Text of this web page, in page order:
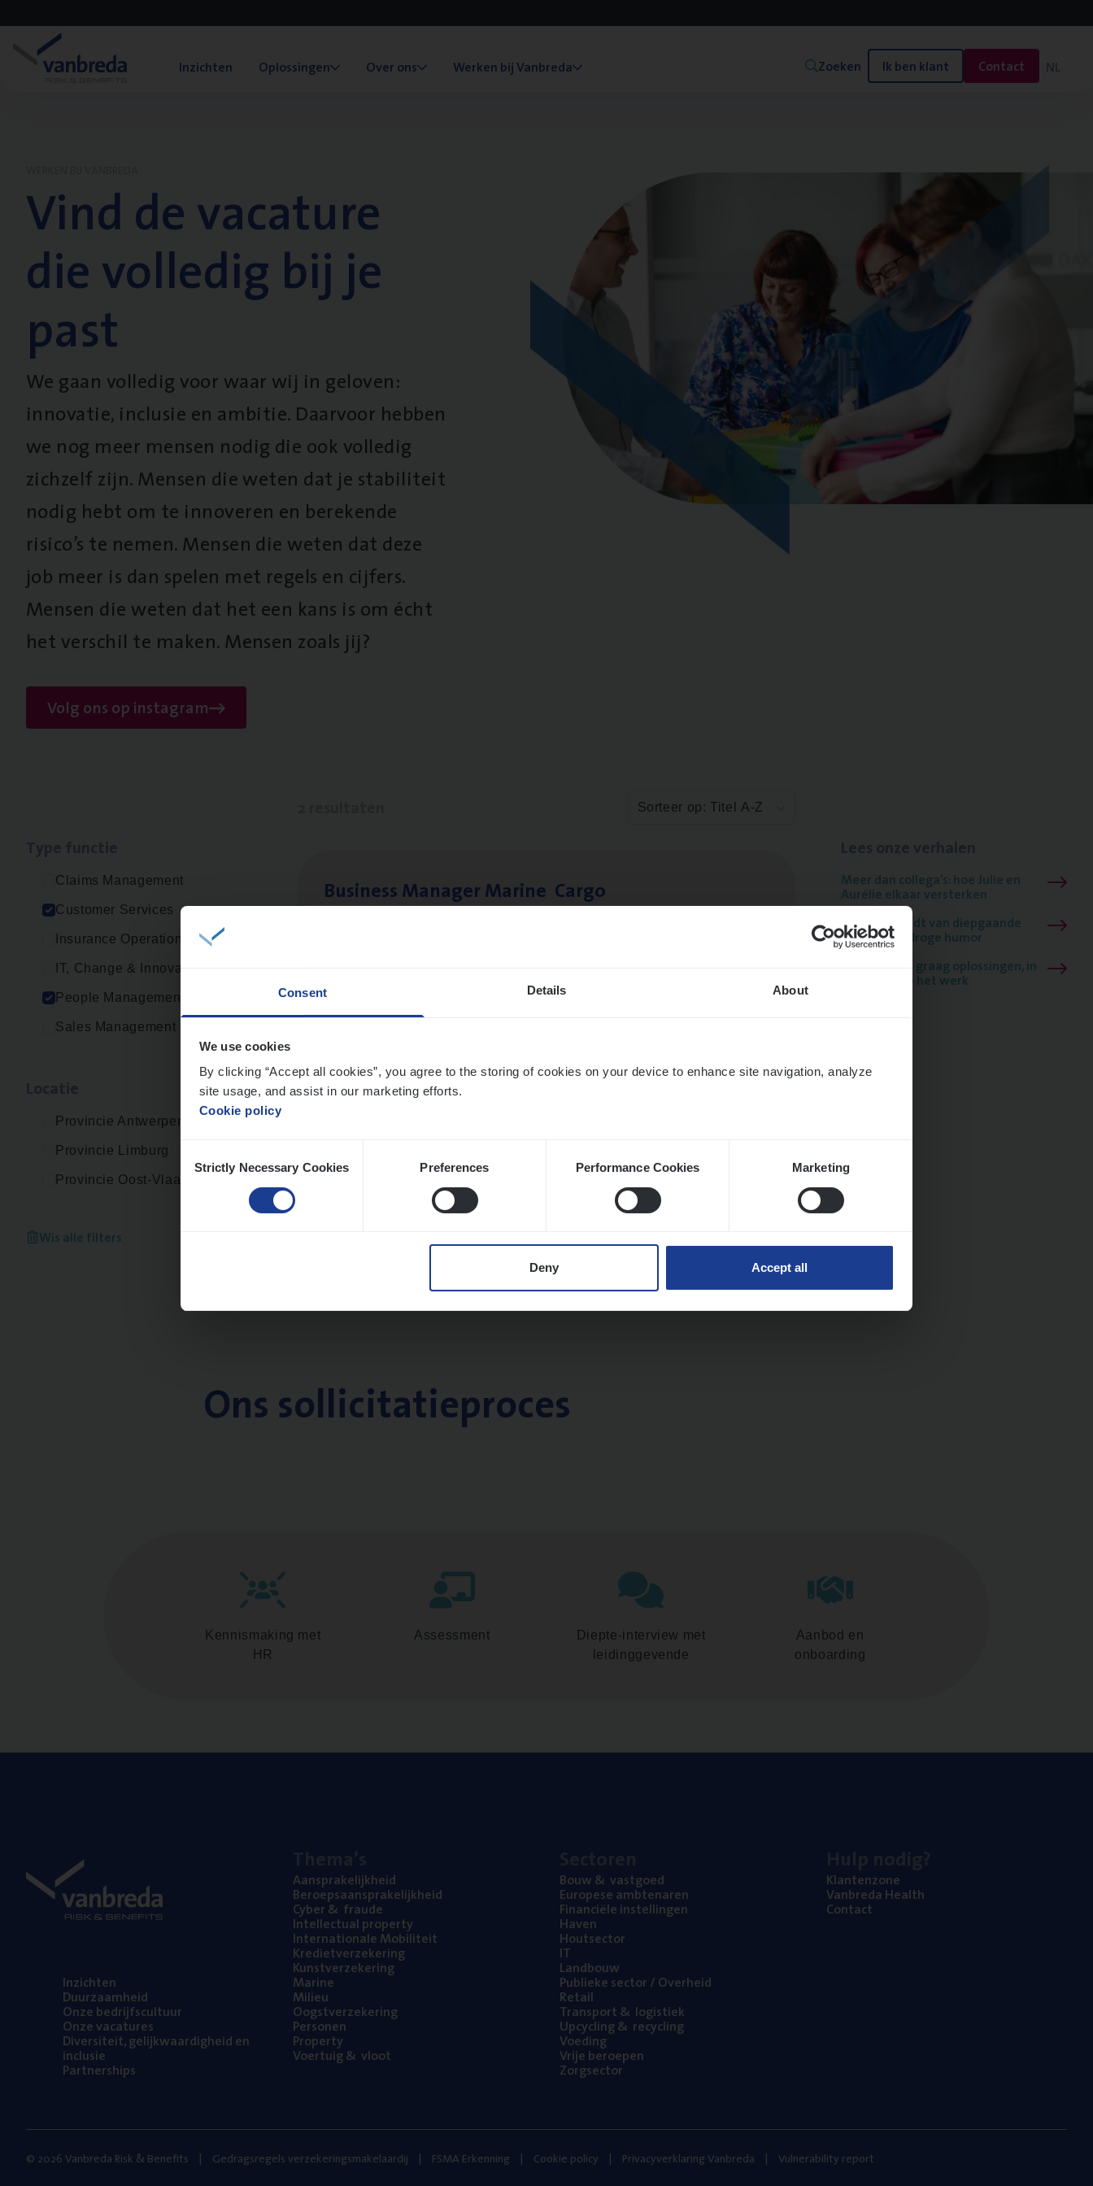
Consent Details About
We use cookies
By clicking “Accept all cookies”, you agree to the storing of cookies on your device to enhance site navigation, analyze
site usage, and assist in our marketing efforts.
Cookie policy
Selection
Strictly Necessary Cookies Preferences Performance Cookies Marketing
Deny Accept all
Inzichten Oplossingen Over ons Werken bij Vanbreda Zoeken Ik ben klant Contact NL
Vind de vacature
die volledig bij je
past
We gaan volledig voor waar wij in geloven:
innovatie, inclusie en ambitie. Daarvoor hebben
we nog meer mensen nodig die ook volledig
zichzelf zijn. Mensen die weten dat je stabiliteit
nodig hebt om te innoveren en berekende
risico’s te nemen. Mensen die weten dat deze
job meer is dan spelen met regels en cijfers.
Mensen die weten dat het een kans is om écht
het verschil te maken. Mensen zoals jij?
Volg ons op instagram
Claims Management
Customer Services
Insurance Operations
IT, Change & Innovation
People Management
Sales Management
Provincie Antwerpen
Provincie Limburg
Provincie Oost-Vlaanderen
Wis alle filters
Sorteer op: Titel A-Z
Busi­ness Mana­ger Mari­ne Cargo
Customer Services
Meer dan collega’s: hoe Julie en
Aurélie elkaar versterken
Mathias houdt van diepgaande
dossiers én droge humor
Thalia zoekt graag oplossingen, in
games én op het werk
Ons sollicitatieproces
Kennismaking met
HR
Assessment
Diepte-interview met
leidinggevende
Aanbod en
onboarding
Inzich­ten
Duur­zaam­heid
Onze bedrijfs­cul­tuur
Onze vaca­tu­res
Diver­si­teit, gelijk­waar­dig­heid en
inclusie
Part­ner­ships
Aan­spra­ke­lijk­heid
Beroeps­aan­spra­ke­lijk­heid
Cyber& fraude
Intel­lec­tu­al property
Inter­na­ti­o­na­le Mobiliteit
Kre­diet­ver­ze­ke­ring
Kunst­ver­ze­ke­ring
Mari­ne
Mili­eu
Oogst­ver­ze­ke­ring
Per­so­nen
Pro­per­ty
Voer­tuig& vloot
Bouw& vastgoed
Euro­pe­se ambtenaren
Finan­ci­ë­le instellingen
Haven
Hout­sec­tor
IT
Land­bouw
Publie­ke sec­tor / Overheid
Retail
Trans­port& logistiek
Upcy­cling& recycling
Voe­ding
Vrije beroe­pen
Zorg­sec­tor
Klan­ten­zo­ne
Van­b­re­da Health
Con­tact
© 2026 Vanbreda Risk & Benefits Gedragsregels verzekeringsmakelaardij FSMA Erkenning Cookie policy Privacyverklaring Vanbreda Vulnerability report